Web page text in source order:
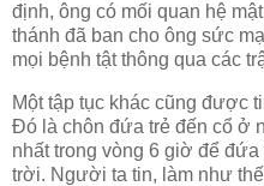
định, ông có mối quan hệ
thánh đã ban cho ông sức
mọi bệnh tật thông qua các
Một tập tục khác cũng được
Đó là chôn đứa trẻ đến cổ ở
nhất trong vòng 6 giờ để
trời. Người ta tin, làm như